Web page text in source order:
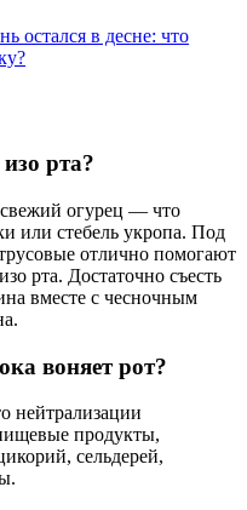
остался в десне: что
рта?
свежий огурец — что
или стебель укропа. Под
отлично помогают
рта. Достаточно съесть
вместе с чесночным
воняет рот?
нейтрализации
продукты,
сельдерей,